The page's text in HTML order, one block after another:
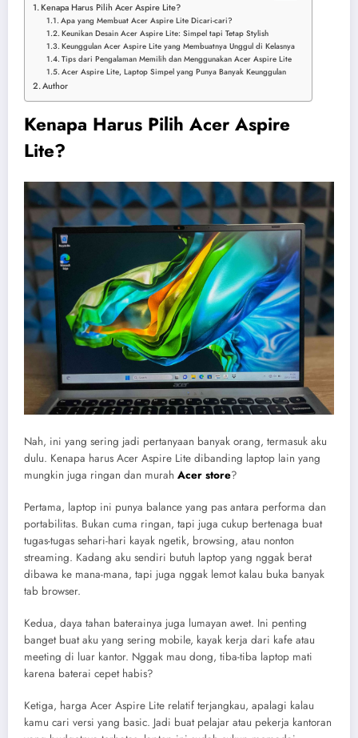
Kenapa Harus Pilih Acer Aspire Lite?
Apa yang Membuat Acer Aspire Lite Dicari-cari?
Keunikan Desain Acer Aspire Lite: Simpel tapi Tetap Stylish
Keunggulan Acer Aspire Lite yang Membuatnya Unggul di Kelasnya
Tips dari Pengalaman Memilih dan Menggunakan Acer Aspire Lite
Acer Aspire Lite, Laptop Simpel yang Punya Banyak Keunggulan
Author
Kenapa Harus Pilih Acer Aspire
Lite?
Nah, ini yang sering jadi pertanyaan banyak orang, termasuk aku
dulu. Kenapa harus Acer Aspire Lite dibanding laptop lain yang
mungkin juga ringan dan murah Acer store?
Pertama, laptop ini punya balance yang pas antara performa dan
portabilitas. Bukan cuma ringan, tapi juga cukup bertenaga buat
tugas-tugas sehari-hari kayak ngetik, browsing, atau nonton
streaming. Kadang aku sendiri butuh laptop yang nggak berat
dibawa ke mana-mana, tapi juga nggak lemot kalau buka banyak
tab browser.
Kedua, daya tahan baterainya juga lumayan awet. Ini penting
banget buat aku yang sering mobile, kayak kerja dari kafe atau
meeting di luar kantor. Nggak mau dong, tiba-tiba laptop mati
karena baterai cepet habis?
Ketiga, harga Acer Aspire Lite relatif terjangkau, apalagi kalau
kamu cari versi yang basic. Jadi buat pelajar atau pekerja kantoran